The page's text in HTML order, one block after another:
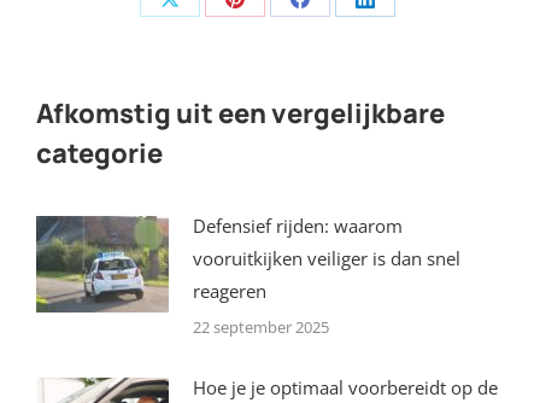
Share Share Share Share
Afkomstig uit een vergelijkbare
categorie
Defensief rijden: waarom
vooruitkijken veiliger is dan snel
reageren
22 september 2025
Hoe je je optimaal voorbereidt op de